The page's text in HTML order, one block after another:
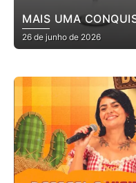
MAIS UMA
26 de junho de 2026